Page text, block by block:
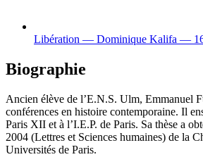
Libération — Dominique Kalifa —
Biographie
Ancien élève de l’E.N.S. Ulm, Emmanuel
conférences en histoire contemporaine. Il
Paris XII et à l’I.E.P. de Paris. Sa thèse a
2004 (Lettres et Sciences humaines) de la
Universités de Paris.